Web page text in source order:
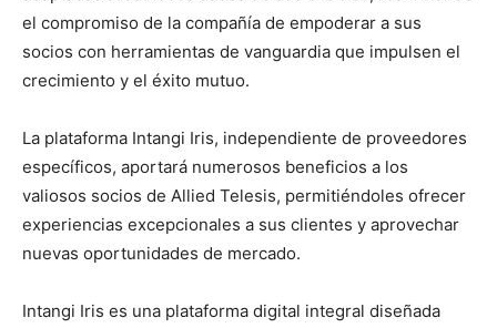
el compromiso de la compañía de empoderar a sus
socios con herramientas de vanguardia que impulsen el
crecimiento y el éxito mutuo.
La plataforma Intangi Iris, independiente de proveedores
específicos, aportará numerosos beneficios a los
valiosos socios de Allied Telesis, permitiéndoles ofrecer
experiencias excepcionales a sus clientes y aprovechar
nuevas oportunidades de mercado.
Intangi Iris es una plataforma digital integral diseñada